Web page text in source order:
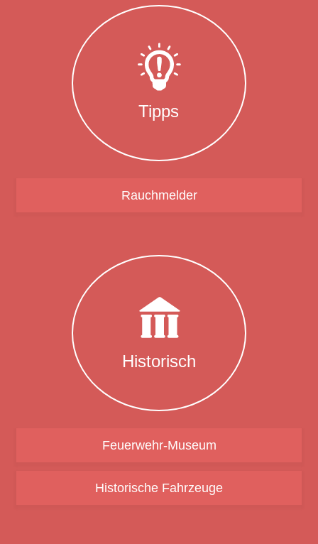
Tipps
Rauchmelder
His­to­risch
Feuerwehr-Museum
Historische Fahrzeuge